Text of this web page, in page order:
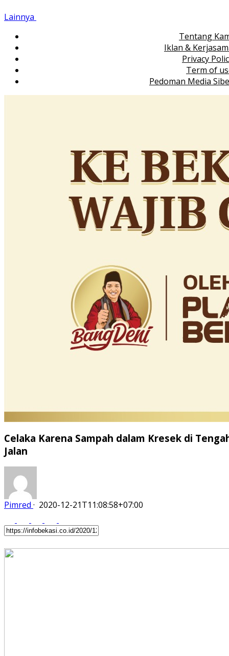
Lainnya
Tentang
Iklan &
Privacy
Term of
Pedoman Media
Celaka Karena Sampah dalam Kresek di
Jalan
Pimred · 2020-12-21T11:08:58+07:00